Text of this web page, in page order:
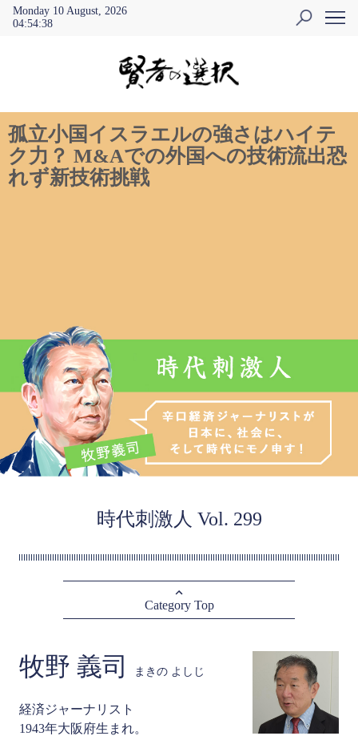
Monday 10 August, 2026
04:54:39
孤立小国イスラエルの強さはハイテ
ク力？ M&Aでの外国への技術流出恐
れず新技術挑戦
時代刺激人 Vol. 299
Category Top
牧野 義司 まきの よしじ
経済ジャーナリスト
1943年大阪府生まれ。